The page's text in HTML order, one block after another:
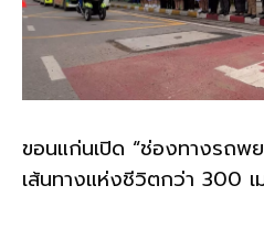
ขอนแก่นเปิด “ช่องทางรถพ
เส้นทางแห่งชีวิตกว่า 300 เ